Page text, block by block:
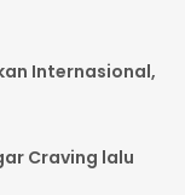
Internasional,
Craving lalu